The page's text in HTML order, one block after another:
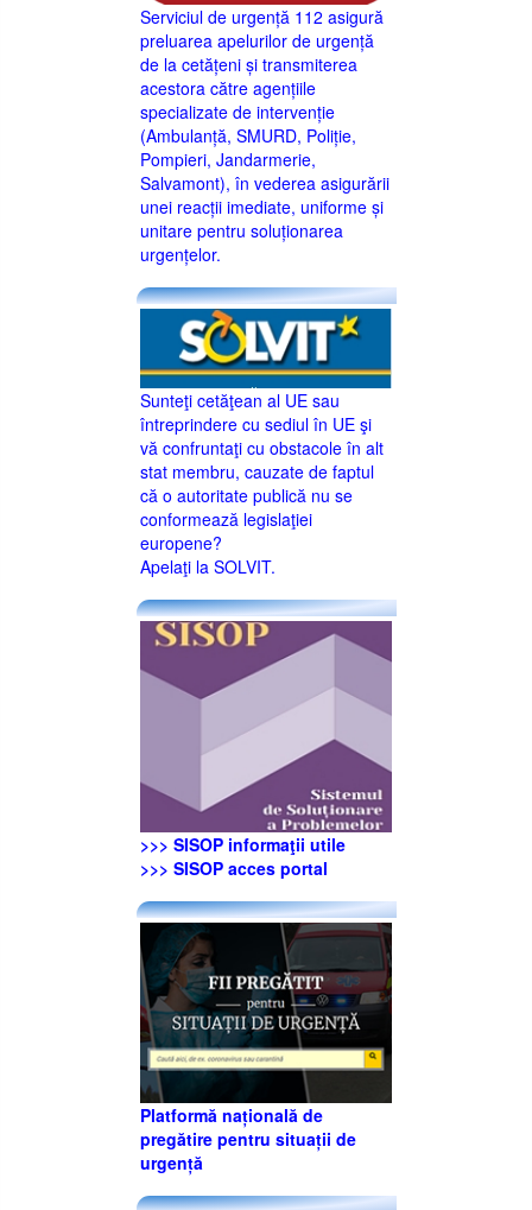
Serviciul de urgență 112 asigură
preluarea apelurilor de urgență
de la cetățeni și transmiterea
acestora către agențiile
specializate de intervenție
(Ambulanță, SMURD, Poliție,
Pompieri, Jandarmerie,
Salvamont), în vederea asigurării
unei reacții imediate, uniforme și
unitare pentru soluționarea
urgențelor.
Sunteţi cetăţean al UE sau
întreprindere cu sediul în UE şi
vă confruntaţi cu obstacole în alt
stat membru, cauzate de faptul
că o autoritate publică nu se
conformează legislaţiei
europene?
Apelaţi la SOLVIT.
>>> SISOP informaţii utile
>>> SISOP acces portal
Platformă națională de
pregătire pentru situații de
urgență